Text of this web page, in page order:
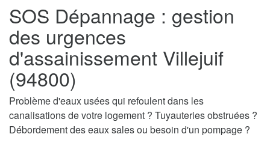
SOS Dépannage : gestion
des urgences
d'assainissement Villejuif
(94800)
Problème d'eaux usées qui refoulent dans les
canalisations de votre logement ? Tuyauteries obstruées ?
Débordement des eaux sales ou besoin d'un pompage ?